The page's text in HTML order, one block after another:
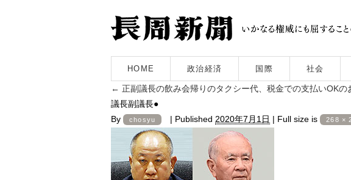
HOME 政治経済 国際 社会
← 正副議長の飲み会帰りのタクシー代、税金での支払いOK
議長副議長●
By
chosyu | Published 2020年7月1日 | Full size is 268 ×